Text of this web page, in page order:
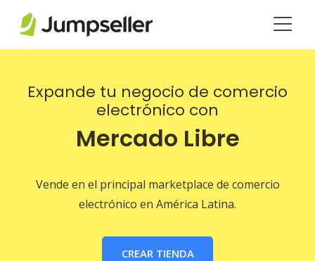
Expande tu negocio de comercio
electrónico con
Mercado Libre
Vende en el principal marketplace de comercio
electrónico en América Latina.
CREAR TIENDA